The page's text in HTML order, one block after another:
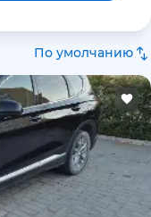
По умолчанию